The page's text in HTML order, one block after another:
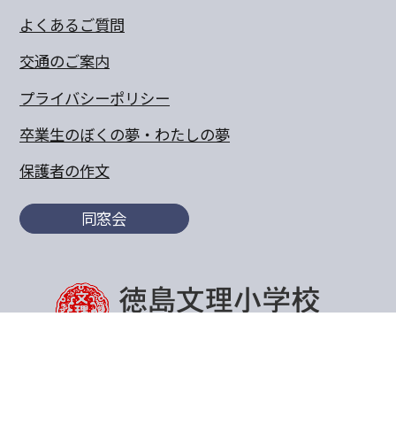
よくあるご質問
交通のご案内
プライバシーポリシー
卒業生のぼくの夢・わたしの夢
保護者の作文
同窓会